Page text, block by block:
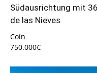
Südausrichtung mit
de las Nieves
Coín
750.000€